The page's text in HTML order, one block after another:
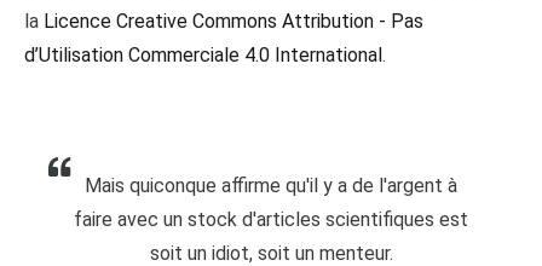
la Licence Creative Commons Attribution - Pas
d’Utilisation Commerciale 4.0 International.
Mais quiconque affirme qu'il y a de l'argent à
faire avec un stock d'articles scientifiques est
soit un idiot, soit un menteur.